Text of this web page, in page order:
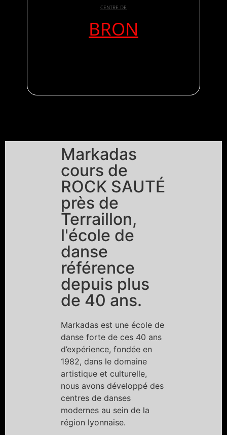
CENTRE DE
BRON
Markadas
cours de
ROCK SAUTÉ
près de
Terraillon,
l'école de
danse
référence
depuis plus
de 40 ans.
Markadas est une école de
danse forte de ces 40 ans
d’expérience, fondée en
1982, dans le domaine
artistique et culturelle,
nous avons développé des
centres de danses
modernes au sein de la
région lyonnaise.